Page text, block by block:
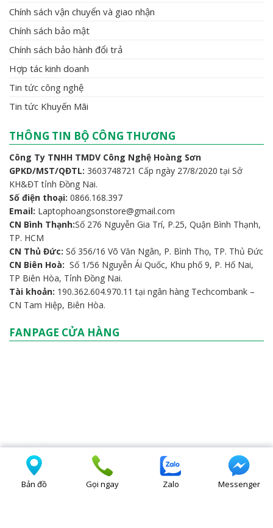
Bản đồ Gọi ngay Zalo Messenger
Chính sách vận chuyển và giao nhận
Chính sách bảo mật
Chính sách bảo hành đổi trả
Hợp tác kinh doanh
Tin tức công nghệ
Tin tức Khuyến Mãi
THÔNG TIN BỘ CÔNG THƯƠNG
Công Ty TNHH TMDV Công Nghệ Hoàng Sơn
GPKD/MST/QĐTL: 3603748721 Cấp ngày 27/8/2020 tại Sở
KH&ĐT tỉnh Đồng Nai.
Số điện thoại: 0866.168.397
Email: Laptophoangsonstore@gmail.com
CN Bình Thạnh:Số 276 Nguyễn Gia Trí, P.25, Quận Bình Thạnh,
TP. HCM
CN Thủ Đức: Số 356/16 Võ Văn Ngân, P. Bình Thọ, TP. Thủ Đức
CN Biên Hoà: Số 1/56 Nguyễn Ái Quốc, Khu phố 9, P. Hố Nai,
TP Biên Hòa, Tỉnh Đồng Nai.
Tài khoản: 190.362.604.970.11 tại ngân hàng Techcombank –
CN Tam Hiệp, Biên Hòa.
FANPAGE CỬA HÀNG